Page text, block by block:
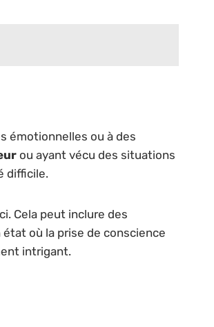
émotionnelles ou à des
ou ayant vécu des situations
difficile.
Cela peut inclure des
où la prise de conscience
intrigant.